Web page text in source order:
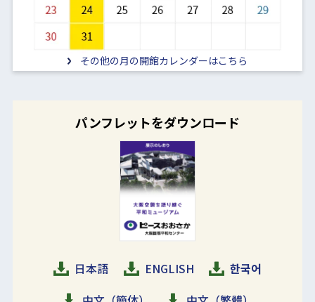
その他の月の開館カレンダーはこちら
パンフレットをダウンロード
日本語 ENGLISH
한국어